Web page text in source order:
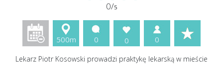
0/5
500m 0 0 0
Lekarz Piotr Kosowski prowadzi praktykę lekarską w mieście